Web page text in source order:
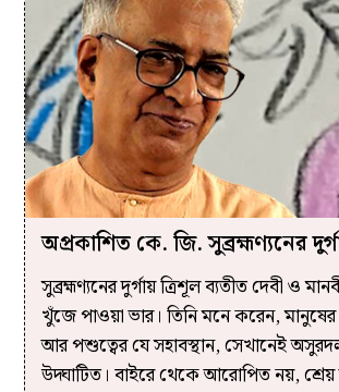
অপ্রকাশিত কে. জি. সুব্রহ্মণ্যনের
সুব্রহ্মণ্যনের দুর্গায় ত্রিশূল ব্যতীত দেবী ও
খুঁজে পাওয়া ভার। তিনি মনে করেন, মানুষের
আর পশুত্বের যে সহাবস্থান, সেখানেই
উদ্ঘাটিত। বাইরে থেকে আরোপিত নয়, শ্রেয়